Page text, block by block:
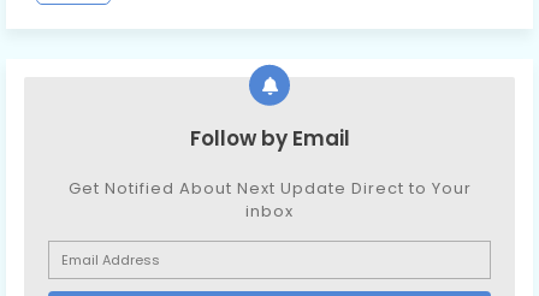
Follow by Email
Get Notified About Next Update Direct to Your
inbox